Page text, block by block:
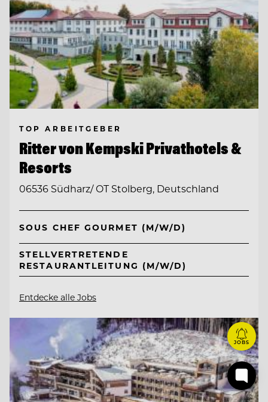
TOP ARBEITGEBER
Ritter von Kempski Privathotels &
Resorts
06536 Südharz/ OT Stolberg, Deutschland
SOUS CHEF GOURMET (M/W/D)
STELLVERTRETENDE
RESTAURANTLEITUNG (M/W/D)
Entdecke alle Jobs
JOBS